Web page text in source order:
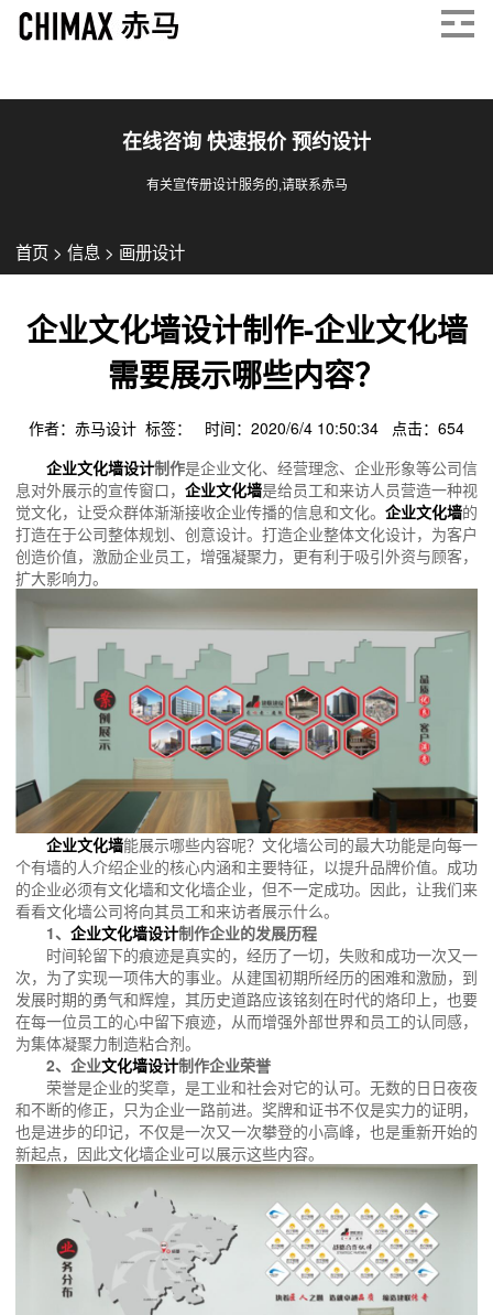
在线咨询 快速报价 预约设计
有关宣传册设计服务的,请联系赤马
首页 > 信息 > 画册设计
企业文化墙设计制作-企业文化墙
需要展示哪些内容？
作者：赤马设计 标签： 时间：2020/6/4 10:50:34 点击： 654
企业文化墙设计制作是企业文化、经营理念、企业形象等公司信
息对外展示的宣传窗口， 企业文化墙是给员工和来访人员营造一种视
觉文化，让受众群体渐渐接收企业传播的信息和文化。 企业文化墙的
打造在于公司整体规划、创意设计。打造企业整体文化设计，为客户
创造价值，激励企业员工，增强凝聚力，更有利于吸引外资与顾客，
扩大影响力。
企业文化墙能展示哪些内容呢？文化墙公司的最大功能是向每一
个有墙的人介绍企业的核心内涵和主要特征，以提升品牌价值。成功
的企业必须有文化墙和文化墙企业，但不一定成功。因此，让我们来
看看文化墙公司将向其员工和来访者展示什么。
1、 企业文化墙设计制作企业的发展历程
时间轮留下的痕迹是真实的，经历了一切，失败和成功一次又一
次，为了实现一项伟大的事业。从建国初期所经历的困难和激励，到
发展时期的勇气和辉煌，其历史道路应该铭刻在时代的烙印上，也要
在每一位员工的心中留下痕迹，从而增强外部世界和员工的认同感，
为集体凝聚力制造粘合剂。
2、企业文化墙设计制作企业荣誉
荣誉是企业的奖章，是工业和社会对它的认可。无数的日日夜夜
和不断的修正，只为企业一路前进。奖牌和证书不仅是实力的证明，
也是进步的印记，不仅是一次又一次攀登的小高峰，也是重新开始的
新起点，因此文化墙企业可以展示这些内容。